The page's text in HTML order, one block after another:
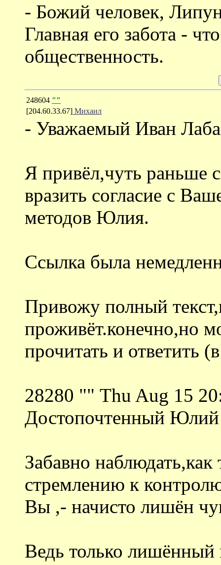
- Божий человек,
Главная его забота -
общественность.
248604 ""
[204.60.33.67] Михаил
- Уважаемый Иван
Я привёл,чуть раньше
вразить согласие с
методов Юлия.
Ссылка была
Привожу полный
проживёт.конечно,но
прочитать и ответить
28280 "" Thu Aug 15
Достопочтенный
Забавно
стремлению к
Вы ,- начисто лишён
Ведь только лишённый